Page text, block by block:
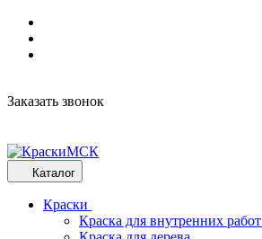
Заказать звонок
Каталог
Краски
Краска для внутренних работ